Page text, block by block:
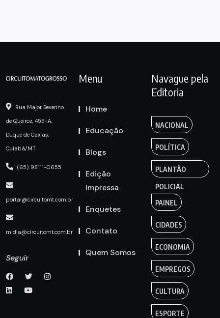
Rua Major Severino
de Queiroz, 455-A,
Duque de Caxias,
Cuiabá/MT
(65) 98111-0655
portal@circuitomt.com.br
midia@circuitomt.com.br
Seguir
Menu
Home
Educação
Blogs
Edição
Impressa
Enquetes
Contato
Quem Somos
Navague pela
Editoria
NACIONAL
POLÍTICA
PLANTÃO
POLICIAL
PAINEL
CIDADES
ECONOMIA
EMPREGOS
CULTURA
ESPORTE